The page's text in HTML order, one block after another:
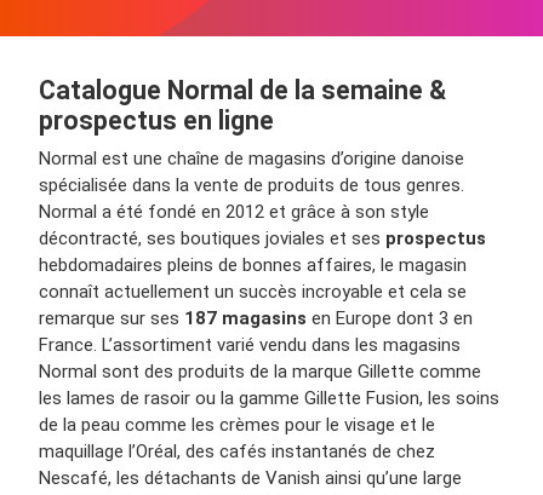
Catalogue Normal de la semaine &
prospectus en ligne
Normal est une chaîne de magasins d’origine danoise
spécialisée dans la vente de produits de tous genres.
Normal a été fondé en 2012 et grâce à son style
décontracté, ses boutiques joviales et ses prospectus
hebdomadaires pleins de bonnes affaires, le magasin
connaît actuellement un succès incroyable et cela se
remarque sur ses 187 magasins en Europe dont 3 en
France. L’assortiment varié vendu dans les magasins
Normal sont des produits de la marque Gillette comme
les lames de rasoir ou la gamme Gillette Fusion, les soins
de la peau comme les crèmes pour le visage et le
maquillage l’Oréal, des cafés instantanés de chez
Nescafé, les détachants de Vanish ainsi qu’une large